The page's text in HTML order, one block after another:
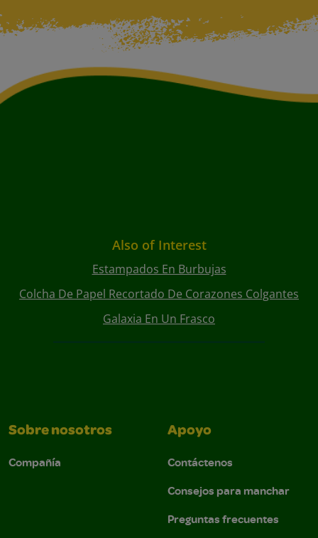
Also of Interest
Estampados En Burbujas
Colcha De Papel Recortado De Corazones Colgantes
Galaxia En Un Frasco
Sobre nosotros
Compañía
Apoyo
Contáctenos
Consejos para manchar
Preguntas frecuentes